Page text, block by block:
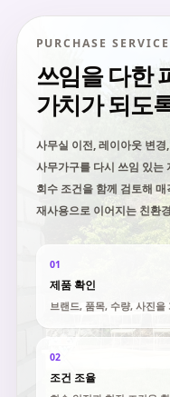
PURCHASE SERVICE
쓰임을 다한
가치가 되도
사무실 이전, 레이아웃 변
사무가구를 다시 쓰임 있는
회수 조건을 함께 검토해
재사용으로 이어지는 친환
01
제품 확인
브랜드, 품목, 수량, 사진을
02
조건 조율